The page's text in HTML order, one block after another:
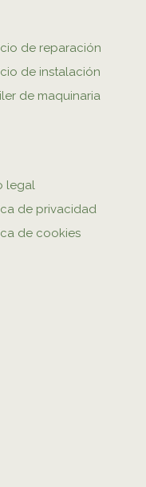
de reparación
de instalación
de maquinaria
legal
de privacidad
de cookies